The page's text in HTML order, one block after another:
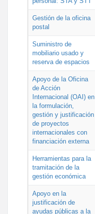
Gestión de la oficina
postal
Suministro de
mobiliario usado y
reserva de espacios
Apoyo de la Oficina
de Acción
Internacional (OAI) en
la formulación,
gestión y justificación
de proyectos
internacionales con
financiación externa
Herramientas para la
tramitación de la
gestión económica
Apoyo en la
justificación de
ayudas públicas a la